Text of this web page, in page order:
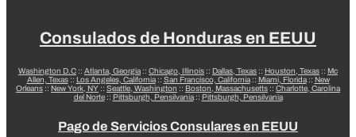
Consulados de Honduras en EEUU
Washington D.C :: Atlanta, Georgia :: Chicago, Illinois :: Dallas, Texas :: Houston, Texas :: Mc
Allen, Texas:: Los Angeles, California:: San Francisco, California:: Miami, Florida:: New
Orleans :: New York, NY :: Seattle, Washington :: Boston, Massachusetts :: Charlotte, Carolina
del Norte:: Pittsburgh, Pensilvania:: Pittsburgh, Pensilvania
Pago de Servicios Consulares en EEUU